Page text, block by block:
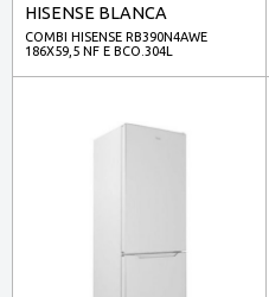
HISENSE BLANCA
COMBI HISENSE RB390N4AWE
186X59,5 NF E BCO.304L